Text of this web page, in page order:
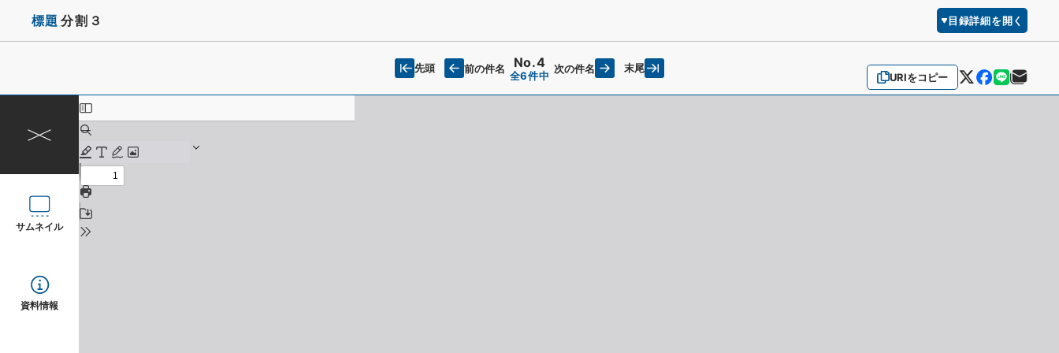
標題 分割３ 目録詳細を開く
URIをコピー
先頭 前の件名 No.4
全6件中
次の件名 末尾
サムネイル
資料情報